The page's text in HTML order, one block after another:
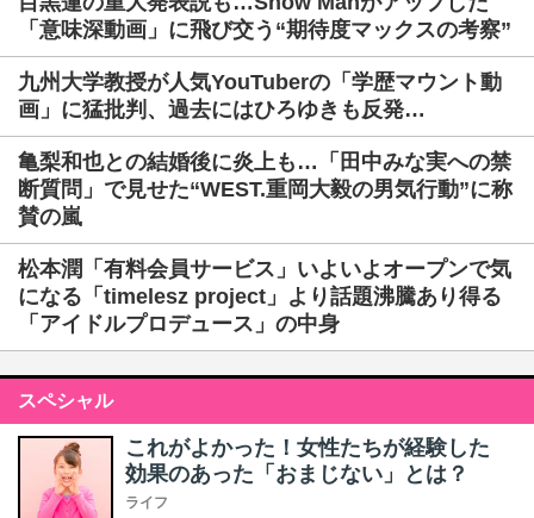
「意味深動画」に飛び交う“期待度マックスの考察”
九州大学教授が人気YouTuberの「学歴マウント動
画」に猛批判、過去にはひろゆきも反発…
亀梨和也との結婚後に炎上も…「田中みな実への禁
断質問」で見せた“WEST.重岡大毅の男気行動”に称
賛の嵐
松本潤「有料会員サービス」いよいよオープンで気
になる「timelesz project」より話題沸騰あり得る
「アイドルプロデュース」の中身
スペシャル
これがよかった！女性たちが経験した
効果のあった「おまじない」とは？
ライフ